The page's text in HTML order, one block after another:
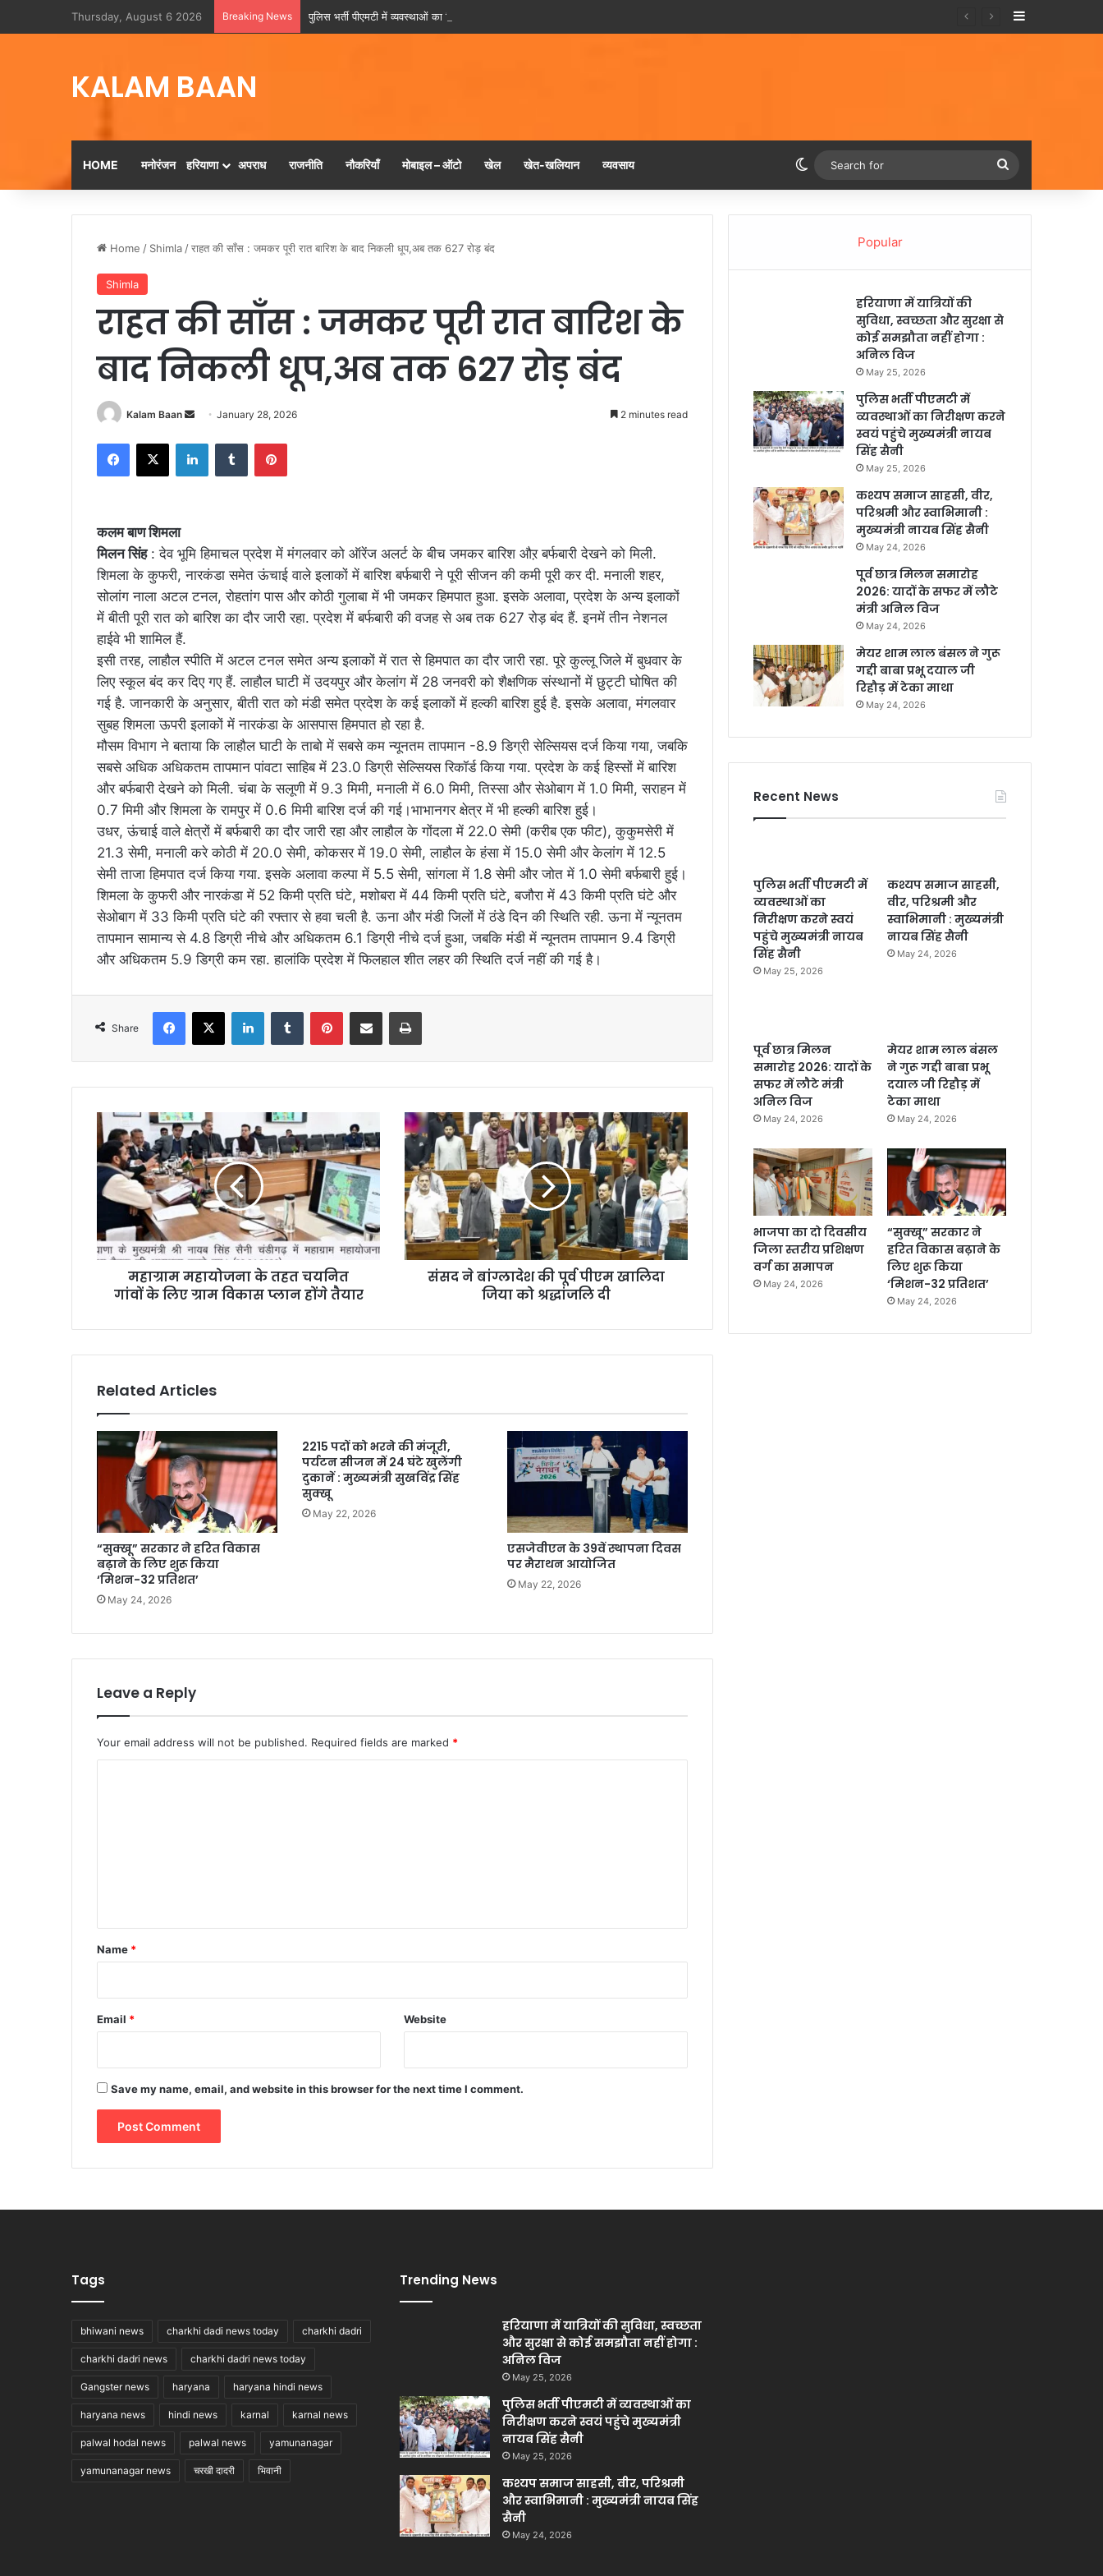
Thursday, August 6 2026 Breaking News पुलिस भर्ती पीएमटी में व्यवस्थाओं का निरीक्षण करने स्वयं पहुंचे मुख्यमंत्री नायब सिंह सैनी Sidebar
KALAM BAAN
HOME मनोरंजन हरियाणा अपराध राजनीति नौकरियाँ मोबाइल – ऑटो खेल खेत-खलियान व्यवसाय Switch skin
for
Home / Shimla /राहत की साँस : जमकर पूरी रात बारिश के बाद निकली धूप,अब तक 627 रोड़ बंद
Shimla
राहत की साँस : जमकर पूरी रात बारिश के
बाद निकली धूप,अब तक 627 रोड़ बंद
Kalam Baan
SendJanuary 28, 2026 2 minutes read
Facebook
X LinkedInTumblr Pinterest
कलम बाण शिमला
मिलन सिंह: देव भूमि हिमाचल प्रदेश में मंगलवार को ऑरेंज अलर्ट के बीच जमकर बारिश औऱ बर्फबारी देखने को मिली.
शिमला के कुफरी, नारकंडा समेत ऊंचाई वाले इलाकों में बारिश बर्फबारी ने पूरी सीजन की कमी पूरी कर दी. मनाली शहर,
सोलांग नाला अटल टनल, रोहतांग पास और कोठी गुलाबा में भी जमकर हिमपात हुआ. इसके अलावा, प्रदेश के अन्य इलाकों
में बीती पूरी रात को बारिश का दौर जारी रहा. प्रदेश में बर्फबारी की वजह से अब तक 627 रोड़ बंद हैं. इनमें तीन नेशनल
हाईवे भी शामिल हैं.
इसी तरह, लाहौल स्पीति में अटल टनल समेत अन्य इलाकों में रात से हिमपात का दौर जारी रहा. पूरे कुल्लू जिले में बुधवार के
लिए स्कूल बंद कर दिए गए हैं. लाहौल घाटी में उदयपुर और केलांग में 28 जनवरी को शैक्षणिक संस्थानों में छुट्टी घोषित की
गई है. जानकारी के अनुसार, बीती रात को मंडी समेत प्रदेश के कई इलाकों में हल्की बारिश हुई है. इसके अलावा, मंगलवार
सुबह शिमला ऊपरी इलाकों में नारकंडा के आसपास हिमपात हो रहा है.
मौसम विभाग ने बताया कि लाहौल घाटी के ताबो में सबसे कम न्यूनतम तापमान -8.9 डिग्री सेल्सियस दर्ज किया गया, जबकि
सबसे अधिक अधिकतम तापमान पांवटा साहिब में 23.0 डिग्री सेल्सियस रिकॉर्ड किया गया. प्रदेश के कई हिस्सों में बारिश
और बर्फबारी देखने को मिली. चंबा के सलूणी में 9.3 मिमी, मनाली में 6.0 मिमी, तिस्सा और सेओबाग में 1.0 मिमी, सराहन में
0.7 मिमी और शिमला के रामपुर में 0.6 मिमी बारिश दर्ज की गई।भाभानगर क्षेत्र में भी हल्की बारिश हुई।
उधर, ऊंचाई वाले क्षेत्रों में बर्फबारी का दौर जारी रहा और लाहौल के गोंदला में 22.0 सेमी (करीब एक फीट), कुकुमसेरी में
21.3 सेमी, मनाली करे कोठी में 20.0 सेमी, कोकसर में 19.0 सेमी, लाहौल के हंसा में 15.0 सेमी और केलांग में 12.5
सेमी ताजा हिमपात दर्ज किया गया. इसके अलावा कल्पा में 5.5 सेमी, सांगला में 1.8 सेमी और जोत में 1.0 सेमी बर्फबारी हुई।
शिमला के कुफरी और नारकंडा में 52 किमी प्रति घंटे, मशोबरा में 44 किमी प्रति घंटे, बजौरा में 43 किमी प्रति घंटे और
सेओबाग में 33 किमी प्रति घंटे की रफ्तार से हवा चली है. ऊना और मंडी जिलों में ठंडे दिन की स्थिति रही. ऊना में न्यूनतम
तापमान सामान्य से 4.8 डिग्री नीचे और अधिकतम 6.1 डिग्री नीचे दर्ज हुआ, जबकि मंडी में न्यूनतम तापमान 9.4 डिग्री
और अधिकतम 5.9 डिग्री कम रहा. हालांकि प्रदेश में फिलहाल शीत लहर की स्थिति दर्ज नहीं की गई है।
Share
Facebook
X LinkedInTumblr PinterestShare via Email Print
महाग्राम महायोजना के तहत चयनित
गांवों के लिए ग्राम विकास प्लान होंगे तैयार
संसद ने बांग्लादेश की पूर्व पीएम खालिदा
जिया को श्रद्धांजलि दी
Related Articles
“सुक्खू” सरकार ने हरित विकास
बढ़ाने के लिए शुरू किया
‘मिशन-32 प्रतिशत’
May 24, 2026
2215 पदों को भरने की मंजूरी,
पर्यटन सीजन में 24 घंटे खुलेंगी
दुकानें : मुख्यमंत्री सुखविंद्र सिंह
सुक्खू
May 22, 2026
एसजेवीएन के 39वें स्थापना दिवस
पर मैराथन आयोजित
May 22, 2026
Leave a Reply
Your email address will not be published. Required fields are marked *
*
Name *
Email * Website
Save my name, email, and website in this browser for the next time I comment.
Popular
हरियाणा में यात्रियों की
सुविधा, स्वच्छता और सुरक्षा से
कोई समझौता नहीं होगा :
अनिल विज
May 25, 2026
पुलिस भर्ती पीएमटी में
व्यवस्थाओं का निरीक्षण करने
स्वयं पहुंचे मुख्यमंत्री नायब
सिंह सैनी
May 25, 2026
कश्यप समाज साहसी, वीर,
परिश्रमी और स्वाभिमानी :
मुख्यमंत्री नायब सिंह सैनी
May 24, 2026
पूर्व छात्र मिलन समारोह
2026: यादों के सफर में लौटे
मंत्री अनिल विज
May 24, 2026
मेयर शाम लाल बंसल ने गुरू
गद्दी बाबा प्रभू दयाल जी
रिहौड़ में टेका माथा
May 24, 2026
Recent News
पुलिस भर्ती पीएमटी में
व्यवस्थाओं का
निरीक्षण करने स्वयं
पहुंचे मुख्यमंत्री नायब
सिंह सैनी
May 25, 2026
कश्यप समाज साहसी,
वीर, परिश्रमी और
स्वाभिमानी : मुख्यमंत्री
नायब सिंह सैनी
May 24, 2026
पूर्व छात्र मिलन
समारोह 2026: यादों के
सफर में लौटे मंत्री
अनिल विज
May 24, 2026
मेयर शाम लाल बंसल
ने गुरू गद्दी बाबा प्रभू
दयाल जी रिहौड़ में
टेका माथा
May 24, 2026
भाजपा का दो दिवसीय
जिला स्तरीय प्रशिक्षण
वर्ग का समापन
May 24, 2026
“सुक्खू” सरकार ने
हरित विकास बढ़ाने के
लिए शुरू किया
‘मिशन-32 प्रतिशत’
May 24, 2026
Tags
bhiwani news charkhi dadi news today charkhi dadri
charkhi dadri news charkhi dadri news today
Gangster news haryana haryana hindi news
haryana news hindi news karnal karnal news
palwal hodal news palwal news yamunanagar
yamunanagar news चरखी दादरी भिवानी
Trending News
हरियाणा में यात्रियों की सुविधा, स्वच्छता
और सुरक्षा से कोई समझौता नहीं होगा :
अनिल विज
May 25, 2026
पुलिस भर्ती पीएमटी में व्यवस्थाओं का
निरीक्षण करने स्वयं पहुंचे मुख्यमंत्री
नायब सिंह सैनी
May 25, 2026
कश्यप समाज साहसी, वीर, परिश्रमी
और स्वाभिमानी : मुख्यमंत्री नायब सिंह
सैनी
May 24, 2026